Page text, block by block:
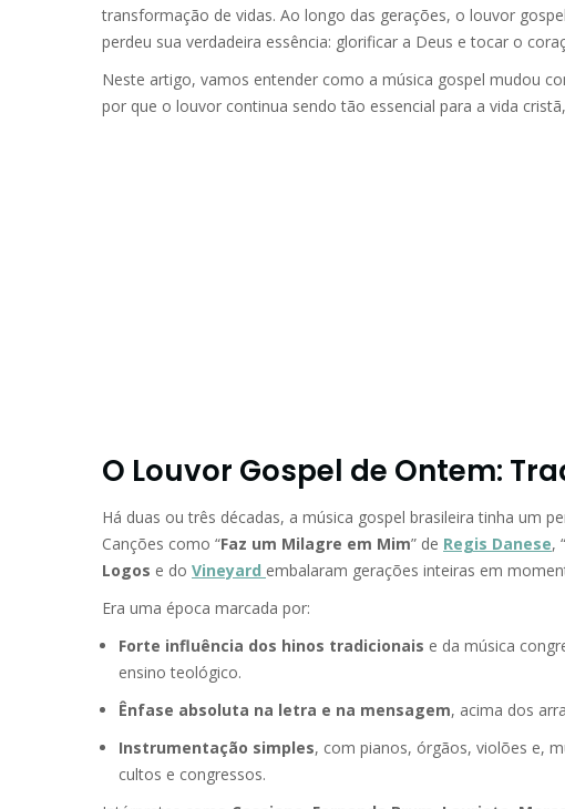
transformação de vidas. Ao longo das gerações, o louvor
perdeu sua verdadeira essência: glorificar a Deus e tocar o
Neste artigo, vamos entender como a música gospel mudou
por que o louvor continua sendo tão essencial para a vida
O Louvor Gospel de Ontem:
Há duas ou três décadas, a música gospel brasileira tinha um
Canções como “Faz um Milagre em Mim” de Regis Danese, “
Logos e do Vineyard embalaram gerações inteiras em
Era uma época marcada por:
Forte influência dos hinos tradicionais e da música
ensino teológico.
Ênfase absoluta na letra e na mensagem, acima dos
Instrumentação simples, com pianos, órgãos, violões e,
cultos e congressos.